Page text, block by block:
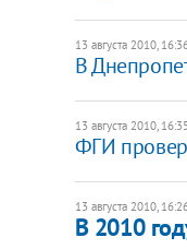
13 августа 2010,
В
13 августа 2010, 16:35
ФГИ
13 августа 2010,
В 2010